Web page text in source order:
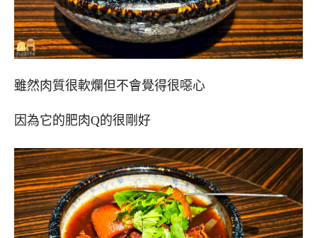
雖然肉質很軟爛但不會覺得很噁心
因為它的肥肉Q的很剛好